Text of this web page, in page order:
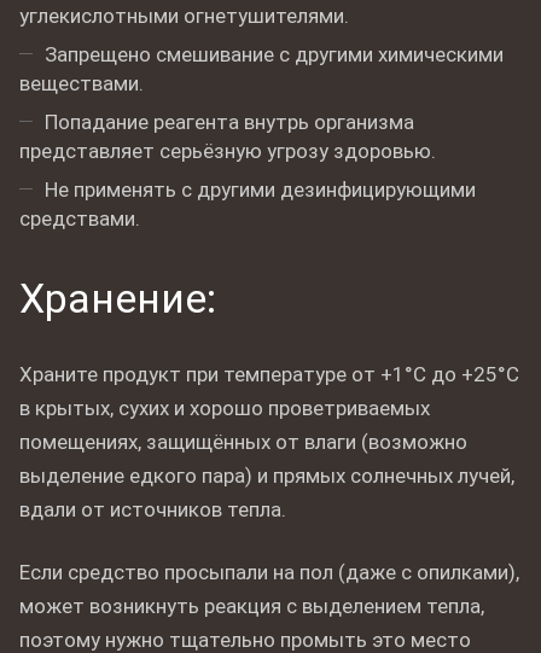
углекислотными огнетушителями.
Запрещено смешивание с другими химическими
веществами.
Попадание реагента внутрь организма
представляет серьёзную угрозу здоровью.
Не применять с другими дезинфицирующими
средствами.
Хранение:
Храните продукт при температуре от +1°C до +25°C
в крытых, сухих и хорошо проветриваемых
помещениях, защищённых от влаги (возможно
выделение едкого пара) и прямых солнечных лучей,
вдали от источников тепла.
Если средство просыпали на пол (даже с опилками),
может возникнуть реакция с выделением тепла,
поэтому нужно тщательно промыть это место